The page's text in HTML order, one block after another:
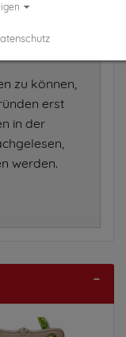
zu können,
erst
in der
werden.